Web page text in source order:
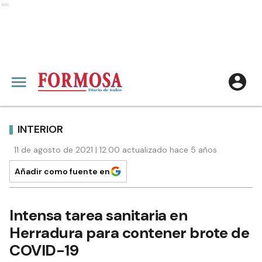
Ads
INTERIOR
11 de agosto de 2021 | 12:00 actualizado hace 5 años
Añadir como fuente en
Intensa tarea sanitaria en
Herradura para contener brote de
COVID-19